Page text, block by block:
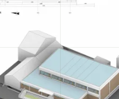
Sports Hall